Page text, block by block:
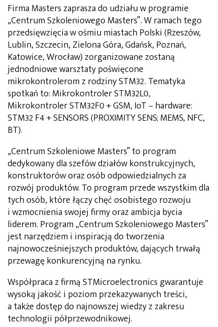
Firma Masters zaprasza do udziału w programie
„Centrum Szkoleniowego Masters”. W ramach tego
przedsięwzięcia w ośmiu miastach Polski (Rzeszów,
Lublin, Szczecin, Zielona Góra, Gdańsk, Poznań,
Katowice, Wrocław) zorganizowane zostaną
jednodniowe warsztaty poświęcone
mikrokontrolerom z rodziny STM32. Tematyka
spotkań to: Mikrokontroler STM32L0,
Mikrokontroler STM32F0 + GSM, IoT – hardware:
STM32 F4 + SENSORS (PROXIMITY SENS; MEMS, NFC,
BT).
„Centrum Szkoleniowe Masters” to program
dedykowany dla szefów działów konstrukcyjnych,
konstruktorów oraz osób odpowiedzialnych za
rozwój produktów. To program przede wszystkim dla
tych osób, które łączy chęć osobistego rozwoju
i wzmocnienia swojej firmy oraz ambicja bycia
liderem. Program „Centrum Szkoleniowego Masters”
jest narzędziem i inspiracją do tworzenia
najnowocześniejszych produktów, dających trwałą
przewagę konkurencyjną na rynku.
Współpraca z firmą STMicroelectronics gwarantuje
wysoką jakość i poziom przekazywanych treści,
a także dostęp do najnowszej wiedzy z zakresu
technologii półprzewodnikowej.